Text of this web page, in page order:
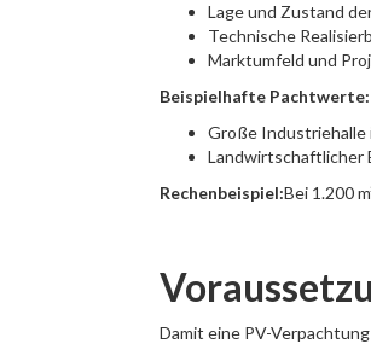
Lage und Zustand
Technische
Marktumfeld und
Beispielhafte Pachtwerte:
Große Industriehalle
Landwirtschaftlicher
Rechenbeispiel:Bei 1.200
Damit eine PV-